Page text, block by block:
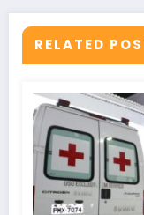
RELATED